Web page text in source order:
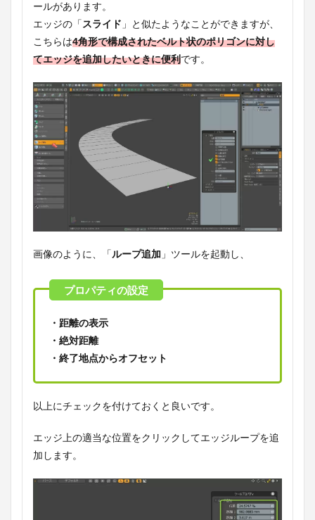
ールがあります。
エッジの「 スライド 」と似たようなことができますが、
こちらは4角形で構成されたベルト状のポリゴンに対し
てエッジを追加したいときに便利です。
画像のように、「ループ追加 」ツールを起動し、
・距離の表示
・絶対距離
・終了地点からオフセット
以上にチェックを付けておくと良いです。
エッジ上の適当な位置をクリックしてエッジループを追
加します。